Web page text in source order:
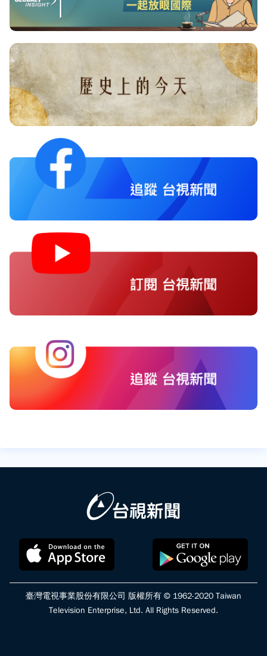
臺灣電視事業股份有限公司 版權所有 © 1962-2020 Taiwan
Television Enterprise, Ltd. All Rights Reserved.